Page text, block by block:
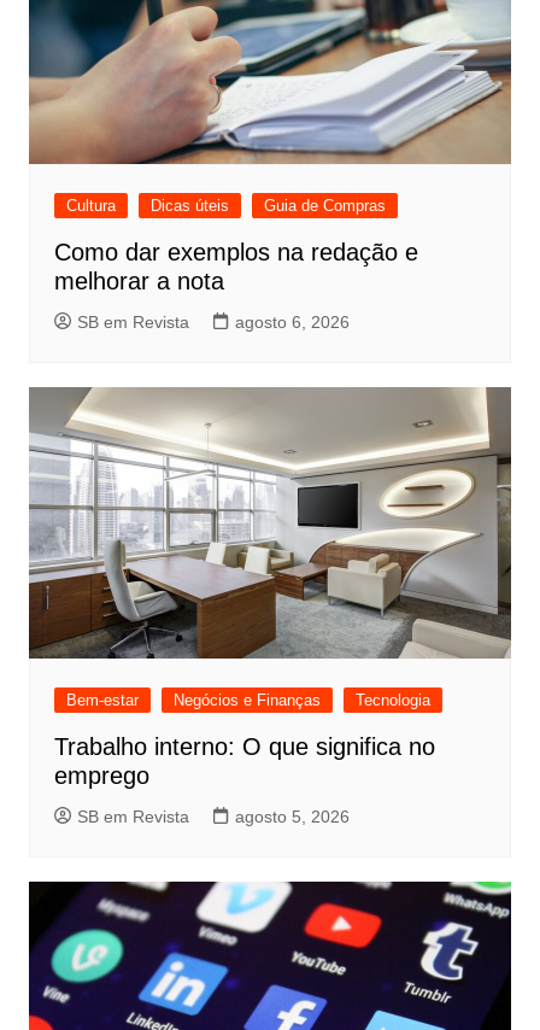
Cultura Dicas úteis Guia de Compras
Como dar exemplos na redação e
melhorar a nota
SB em Revista agosto 6, 2026
Bem-estar Negócios e Finanças Tecnologia
Trabalho interno: O que significa no
emprego
SB em Revista agosto 5, 2026